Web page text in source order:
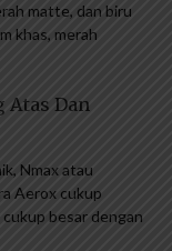
matte, dan biru
khas, merah
Atas Dan
Nmax atau
Aerox cukup
besar dengan